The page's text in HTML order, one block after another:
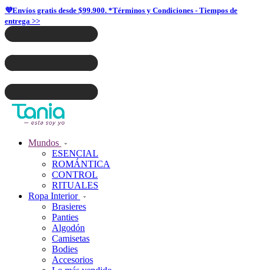
💜Envíos gratis desde $99.900. *Términos y Condiciones - Tiempos de
entrega >>
Mundos
ESENCIAL
ROMÁNTICA
CONTROL
RITUALES
Ropa Interior
Brasieres
Panties
Algodón
Camisetas
Bodies
Accesorios